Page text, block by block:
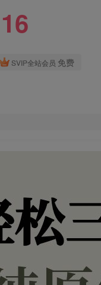
16
SVIP全站会员 免费